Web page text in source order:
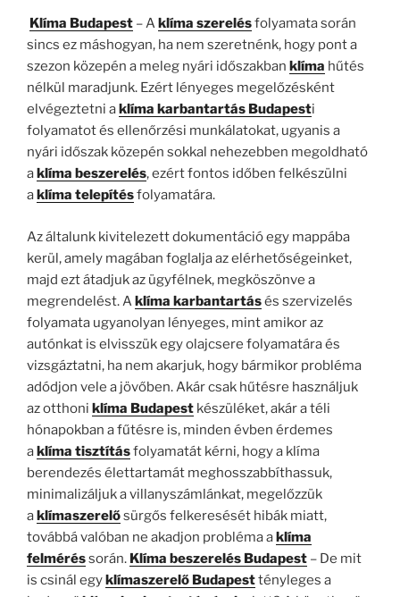
Klíma Budapest – A klíma szerelésfolyamata során
sincs ez máshogyan, ha nem szeretnénk, hogy pont a
szezon közepén a meleg nyári időszakban klíma hűtés
nélkül maradjunk. Ezért lényeges megelőzésként
elvégeztetni a klíma karbantartás Budapesti
folyamatot és ellenőrzési munkálatokat, ugyanis a
nyári időszak közepén sokkal nehezebben megoldható
a klíma beszerelés, ezért fontos időben felkészülni
a klíma telepítésfolyamatára.
Az általunk kivitelezett dokumentáció egy mappába
kerül, amely magában foglalja az elérhetőségeinket,
majd ezt átadjuk az ügyfélnek, megköszönve a
megrendelést. Aklíma karbantartásés szervizelés
folyamata ugyanolyan lényeges, mint amikor az
autónkat is elvisszük egy olajcsere folyamatára és
vizsgáztatni, ha nem akarjuk, hogy bármikor probléma
adódjon vele a jövőben. Akár csak hűtésre használjuk
az otthoni klíma Budapest készüléket, akár a téli
hónapokban a fűtésre is, minden évben érdemes
aklíma tisztításfolyamatát kérni, hogy a klíma
berendezés élettartamát meghosszabbíthassuk,
minimalizáljuk a villanyszámlánkat, megelőzzük
aklímaszerelősürgős felkeresését hibák miatt,
továbbá valóban ne akadjon probléma aklíma
felméréssorán. Klíma beszerelés Budapest – De mit
is csinál egyklímaszerelő Budapesttényleges a